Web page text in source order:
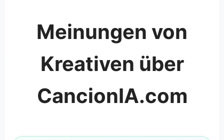
Meinungen von
Kreativen über
CancionIA.com